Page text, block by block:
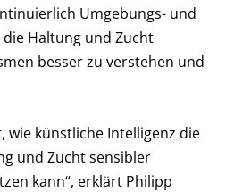
Umgebungs- und
die Haltung und Zucht
besser zu verstehen und
wie künstliche Intelligenz die
und Zucht sensibler
kann“, erklärt Philipp